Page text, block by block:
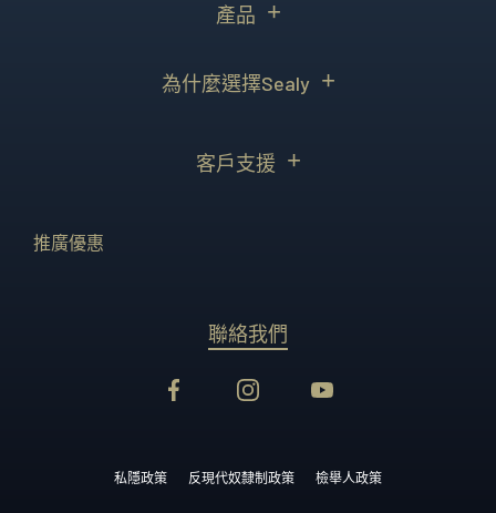
產品
為什麼選擇Sealy
客戶支援
推廣優惠
聯絡我們
私隱政策 反現代奴隸制政策 檢舉人政策